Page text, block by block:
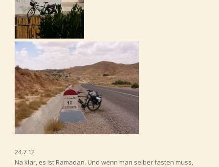
24.7.12
Na klar, es ist Ramadan. Und wenn man selber fasten muss,